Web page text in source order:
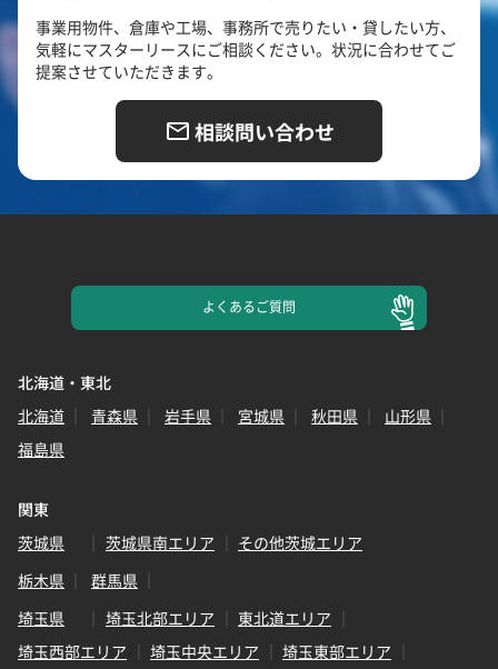
事業用物件、倉庫や工場、事務所で売りたい・貸したい方、
気軽にマスターリースにご相談ください。状況に合わせてご
提案させていただきます。
相談問い合わせ
よくあるご質問
北海道・東北
北海道
青森県 岩手県 宮城県 秋田県
山形県
福島県
関東
茨城県
茨城県南エリア
その他茨城エリア
栃木県
群馬県
埼玉県
埼玉北部エリア
東北道エリア
埼玉西部エリア
埼玉中央エリア
埼玉東部エリア